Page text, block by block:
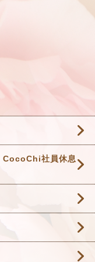
CocoChi社員休息